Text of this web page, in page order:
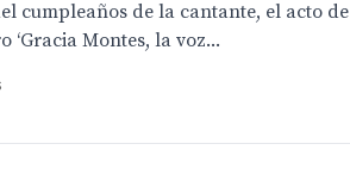
cumpleaños de la cantante, el acto de
Montes, la voz...